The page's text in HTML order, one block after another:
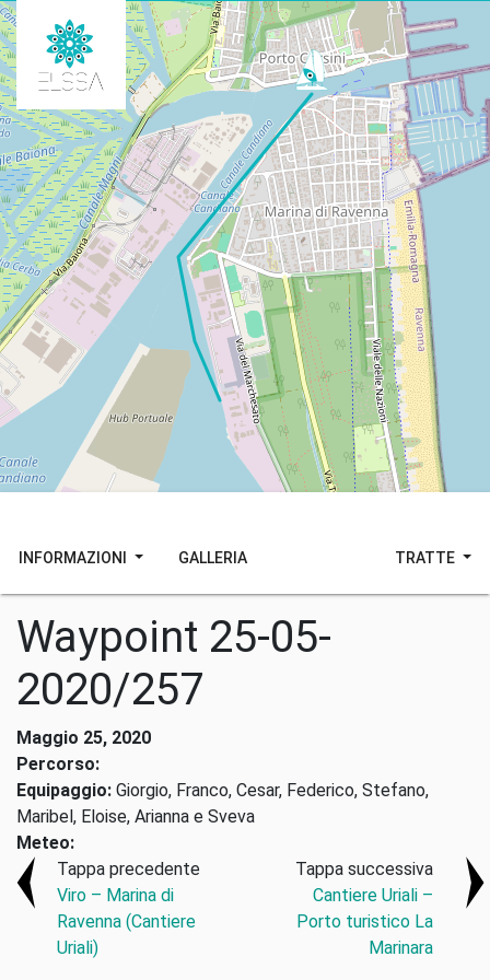
INFORMAZIONI GALLERIA TRATTE
Waypoint 25-05-
2020/257
Maggio 25, 2020
Percorso:
Equipaggio: Giorgio, Franco, Cesar, Federico, Stefano,
Maribel, Eloise, Arianna e Sveva
Meteo:
Tappa precedente
Viro – Marina di
Ravenna (Cantiere
Uriali)
Tappa successiva
Cantiere Uriali –
Porto turistico La
Marinara